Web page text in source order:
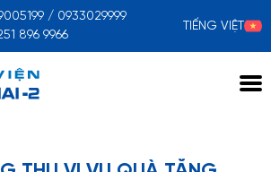
/ 0933029999
896 9966
TIẾNG VIỆT